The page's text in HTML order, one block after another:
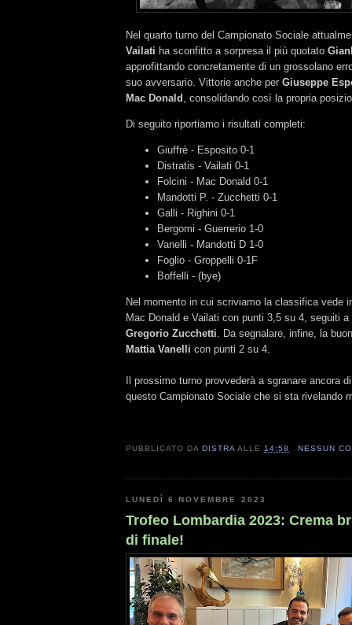
Nel quarto turno del Campionato Sociale
Vailati ha sconfitto a sorpresa il più quotato
approfittando concretamente di un grossolano
suo avversario. Vittorie anche per Giuseppe
Mac Donald
, consolidando così la propria
Di seguito riportiamo i risultati completi:
Giuffrè - Esposito 0-1
Distratis - Vailati 0-1
Folcini - Mac Donald 0-1
Mandotti P. - Zucchetti 0-1
Galli - Righini 0-1
Bergomi - Guerrerio 1-0
Vanelli - Mandotti D 1-0
Foglio - Groppelli 0-1F
Boffelli - (bye)
Nel momento in cui scriviamo la classifica vede
Mac Donald e Vailati con punti 3,5 su 4, seguiti
Gregorio Zucchetti . Da segnalare, infine, la
Mattia Vanelli con punti 2 su 4.
Il prossimo turno provvederà a sgranare ancora
questo Campionato Sociale che si sta rivelando
PUBBLICATO DADISTRA ALLE 14:58 NESSUN
LUNEDÌ 6 NOVEMBRE 2023
Trofeo Lombardia 2023: Crema
di finale!